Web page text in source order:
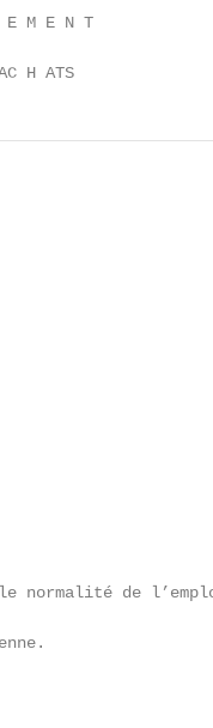
E M E N T
H ATS
normalité de